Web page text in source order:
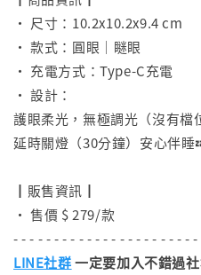
• 尺寸：10.2x10.2x9.4 cm
• 款式：圓眼｜瞇眼
• 充電方式：Type-C充電
• 設計：
護眼柔光，無極調光（沒有檔
延時關燈（30分鐘）安心伴睡
┃販售資訊┃
• 售價 $ 279/款
- - - - - - - - - - - - - - - - - - - - - -
LINE社群一定要加入不錯過社